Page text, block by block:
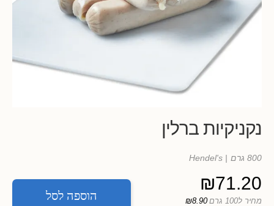
נקניקיות ברלין
800 גרם | Hendel's
₪71.20
מחיר ל100 גרם ₪8.90 הוספה לסל